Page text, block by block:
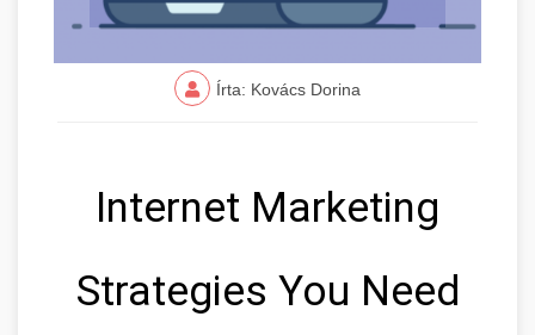
Írta: Kovács Dorina
Internet Marketing
Strategies You Need